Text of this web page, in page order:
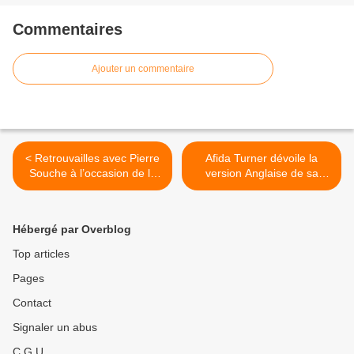
Commentaires
Ajouter un commentaire
< Retrouvailles avec Pierre
Souche à l’occasion de la
parution de « Dancer Boy »
Afida Turner dévoile la
version Anglaise de sa
reprise d’« Étienne » ! >
Hébergé par Overblog
Top articles
Pages
Contact
Signaler un abus